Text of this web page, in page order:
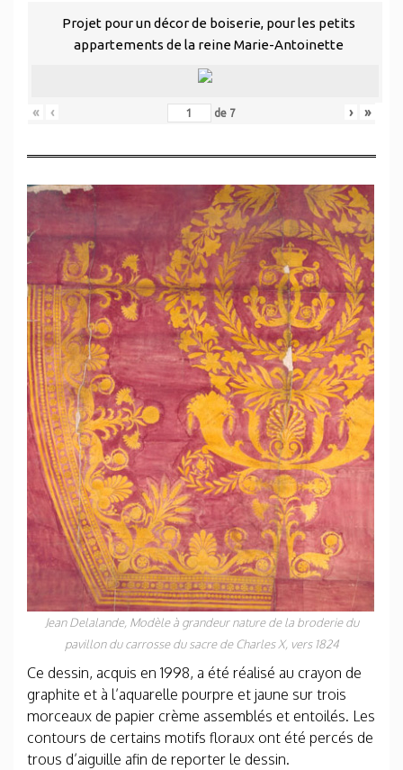
Projet pour un décor de boiserie, pour les petits
appartements de la reine Marie-Antoinette
« ‹ de 7 › »
Jean Delalande, Modèle à grandeur nature de la broderie du
pavillon du carrosse du sacre de Charles X, vers 1824
Ce dessin, acquis en 1998, a été réalisé au crayon de
graphite et à l’aquarelle pourpre et jaune sur trois
morceaux de papier crème assemblés et entoilés. Les
contours de certains motifs floraux ont été percés de
trous d’aiguille afin de reporter le dessin.